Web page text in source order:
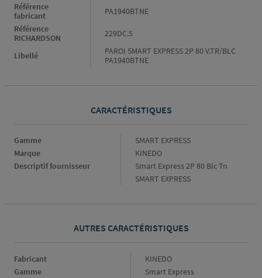
Référence
fabricant
PA1940BTNE
Référence
RICHARDSON
229DC.5
Libellé
PAROI SMART EXPRESS 2P 80 V.TR/BLC
PA1940BTNE
CARACTÉRISTIQUES
Caractéristiques
Gamme
SMART EXPRESS
Marque
KINEDO
Descriptif fournisseur
Smart Express 2P 80 Blc Tn
SMART EXPRESS
AUTRES CARACTÉRISTIQUES
Fabricant Fabricant
KINEDO
Gamme
Gamme
Smart Express